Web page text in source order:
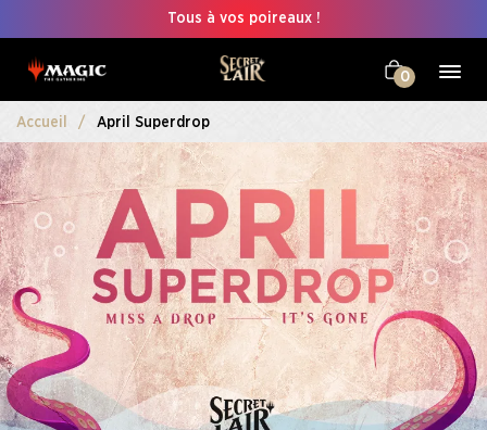
Tous à vos poireaux !
0
Accueil April Superdrop